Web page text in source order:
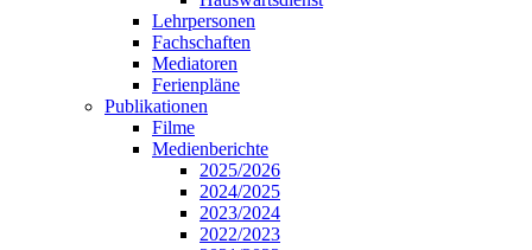
Lehrpersonen
Fachschaften
Mediatoren
Ferienpläne
Publikationen
Filme
Medienberichte
2025/2026
2024/2025
2023/2024
2022/2023